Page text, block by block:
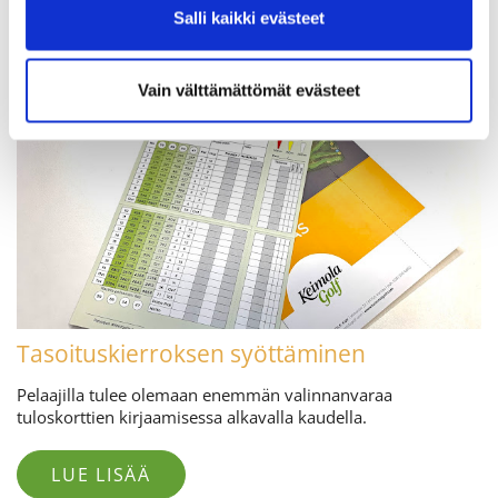
Salli kaikki evästeet
Vain välttämättömät evästeet
Tasoituskierroksen syöttäminen
Pelaajilla tulee olemaan enemmän valinnanvaraa
tuloskorttien kirjaamisessa alkavalla kaudella.
LUE LISÄÄ